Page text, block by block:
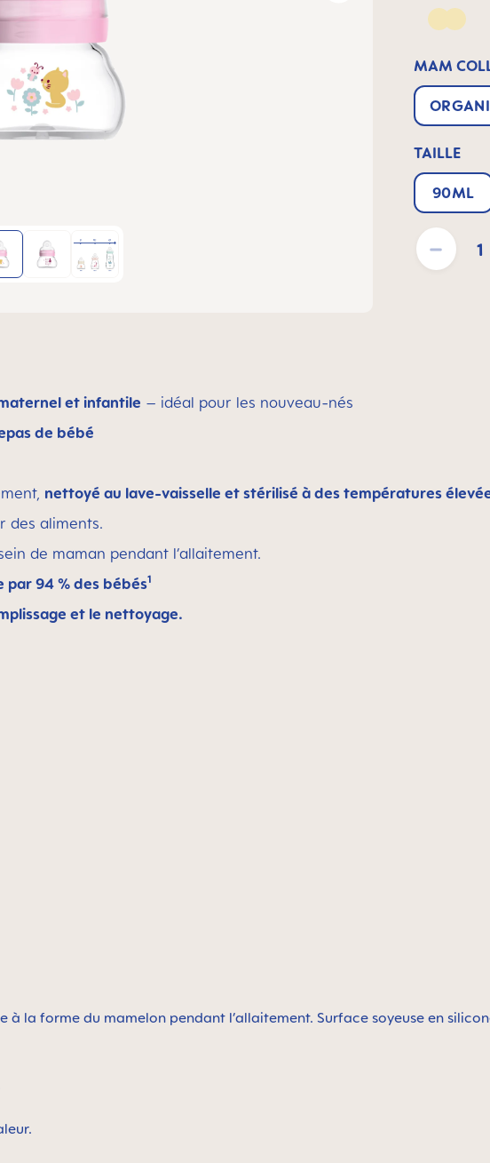
Yellow
MAM
TAILLE
90ML
Quantité de
et infantile – idéal pour les nouveau-nés
de bébé
nettoyé au lave-vaisselle et stérilisé à des températures
des aliments.
de maman pendant l’allaitement.
94 % des bébés1
et le nettoyage.
à la forme du mamelon pendant l’allaitement. Surface soyeuse en